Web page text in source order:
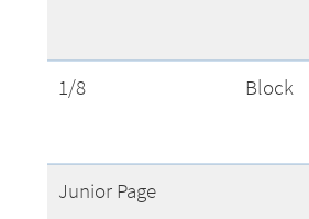
1/8 Block
Junior Page